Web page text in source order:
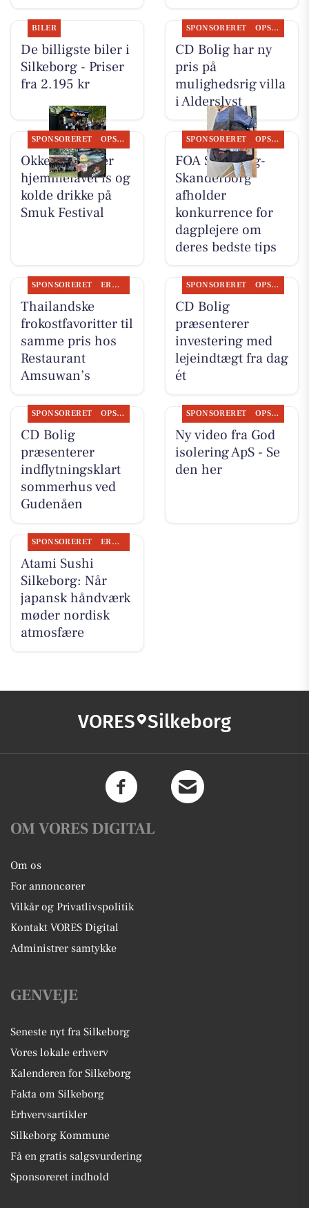
BILER
De billigste biler i
Silkeborg - Priser
fra 2.195 kr
SPONSORERET OPSLAGSTAVLEN
CD Bolig har ny
pris på
mulighedsrig villa
i Alderslyst
SPONSORERET OPSLAGSTAVLEN
Okkels serverer
hjemmelavet is og
kolde drikke på
Smuk Festival
SPONSORERET OPSLAGSTAVLEN
FOA Silkeborg-
Skanderborg
afholder
konkurrence for
dagplejere om
deres bedste tips
SPONSORERET ERHVERV
Thailandske
frokostfavoritter til
samme pris hos
Restaurant
Amsuwan’s
SPONSORERET OPSLAGSTAVLEN
CD Bolig
præsenterer
investering med
lejeindtægt fra dag
ét
SPONSORERET OPSLAGSTAVLEN
CD Bolig
præsenterer
indflytningsklart
sommerhus ved
Gudenåen
SPONSORERET OPSLAGSTAVLEN
Ny video fra God
isolering ApS - Se
den her
SPONSORERET ERHVERV
Atami Sushi
Silkeborg: Når
japansk håndværk
møder nordisk
atmosfære
VORES Silkeborg
OM VORES DIGITAL
Om os
For annoncører
Vilkår og Privatlivspolitik
Kontakt VORES Digital
Administrer samtykke
GENVEJE
Seneste nyt fra Silkeborg
Vores lokale erhverv
Kalenderen for Silkeborg
Fakta om Silkeborg
Erhvervsartikler
Silkeborg Kommune
Få en gratis salgsvurdering
Sponsoreret indhold